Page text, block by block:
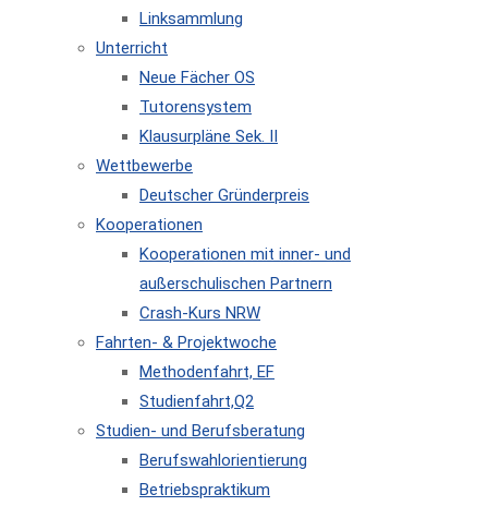
Linksammlung
Unterricht
Neue Fächer OS
Tutorensystem
Klausurpläne Sek. II
Wettbewerbe
Deutscher Gründerpreis
Kooperationen
Kooperationen mit inner- und
außerschulischen Partnern
Crash-Kurs NRW
Fahrten- & Projektwoche
Methodenfahrt, EF
Studienfahrt,Q2
Studien- und Berufsberatung
Berufswahlorientierung
Betriebspraktikum